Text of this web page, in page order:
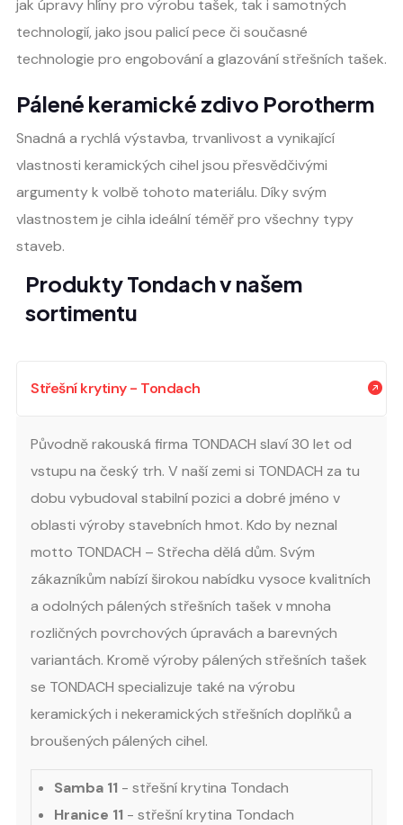
jak úpravy hlíny pro výrobu tašek, tak i samotných
technologií, jako jsou palicí pece či současné
technologie pro engobování a glazování střešních tašek.
Pálené keramické zdivo Porotherm
Snadná a rychlá výstavba, trvanlivost a vynikající
vlastnosti keramických cihel jsou přesvědčivými
argumenty k volbě tohoto materiálu. Díky svým
vlastnostem je cihla ideální téměř pro všechny typy
staveb.
Produkty Tondach v našem
sortimentu
Střešní krytiny - Tondach
Původně rakouská firma TONDACH slaví 30 let od
vstupu na český trh. V naší zemi si TONDACH za tu
dobu vybudoval stabilní pozici a dobré jméno v
oblasti výroby stavebních hmot. Kdo by neznal
motto TONDACH – Střecha dělá dům. Svým
zákazníkům nabízí širokou nabídku vysoce kvalitních
a odolných pálených střešních tašek v mnoha
rozličných povrchových úpravách a barevných
variantách. Kromě výroby pálených střešních tašek
se TONDACH specializuje také na výrobu
keramických i nekeramických střešních doplňků a
broušených pálených cihel.
Samba 11 - střešní krytina Tondach
Hranice 11 - střešní krytina Tondach